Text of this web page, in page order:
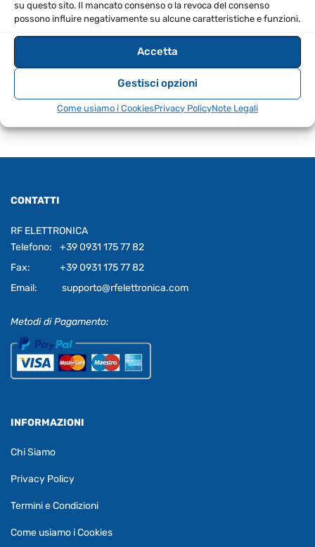
su questo sito. Il mancato consenso o la revoca del consenso
possono influire negativamente su alcune caratteristiche e funzioni.
Accetta
Gestisci opzioni
Come usiamo i CookiesPrivacy PolicyNote Legali
EAN 8670000950616
CONTATTI
RF ELETTRONICA
Telefono:
+39 0931 175 77 82
Fax:
+39 0931 175 77 82
Email:
supporto@rfelettronica.com
Metodi di Pagamento:
INFORMAZIONI
Chi Siamo
Privacy Policy
Termini e Condizioni
Come usiamo i Cookies